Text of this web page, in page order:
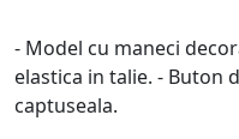
- Model cu maneci
elastica in talie. - Buton
captuseala.